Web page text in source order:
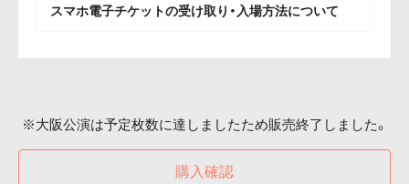
スマホ電子チケットの受け取り・入場方法について
※大阪公演は予定枚数に達しましたため販売終了しました。
購入確認